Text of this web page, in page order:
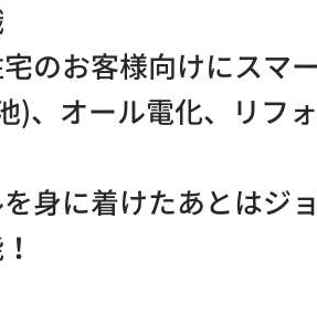
のお客様向けにスマ
)、オール電化、リフ
身に着けたあとはジ